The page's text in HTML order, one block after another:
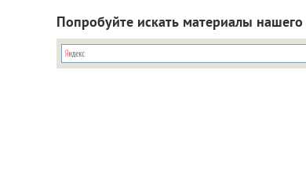
Попробуйте искать материалы